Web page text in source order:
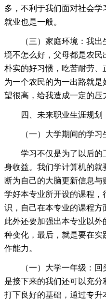
多，不利于我们面对社会
就业也是一般。
（三）家庭环境：我
境不怎么好，父母都是农
朴实的好习惯，吃苦耐劳
为一个农民的为一出路就
望很高，给我造成一定的压
四、未来职业生涯规划
（一）大学期间的学习
学习不仅是为了以后
身收益。我们学计算机的就
断为自己的大脑更新信息
学好本专业所开设的课程
识，自己在本专业的课程方
此外还要加强出本专业以
种变化，最后，就是要在
作能力。
（一）大学一年级：
是接下来的我们还可以充
打下良好的基础，通过专